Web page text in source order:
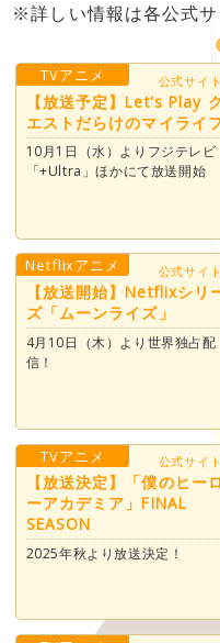
※詳しい情報は各公式サ
TVアニメ
【放送予定】Let's Play ク
エストだらけのマイライ
10月1日（水）よりフジテレビ
「+Ultra」ほかにて放送開始
公式サイト
Netflixアニメ
【放送開始】Netflixシリ
ズ「ムーンライズ」
4月10日（木）より世界独占配
信！
公式サイト
TVアニメ
【放送決定】「僕のヒーロ
ーアカデミア」FINAL
SEASON
2025年秋より放送決定！
公式サイト